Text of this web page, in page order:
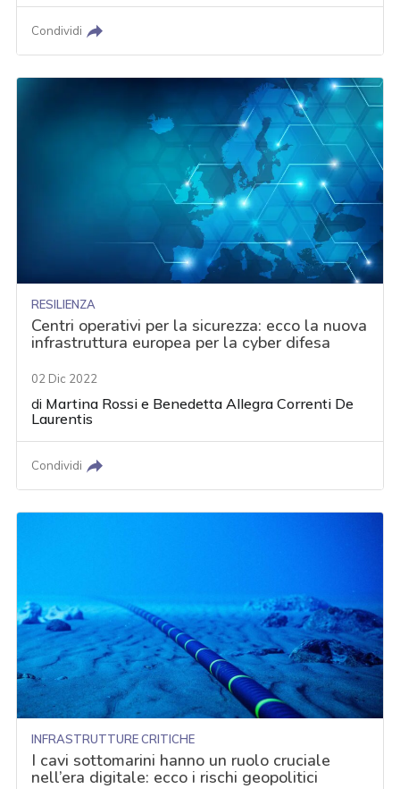
Condividi
RESILIENZA
Centri operativi per la sicurezza: ecco la nuova
infrastruttura europea per la cyber difesa
02 Dic 2022
di Martina Rossi e Benedetta Allegra Correnti De
Laurentis
Condividi
INFRASTRUTTURE CRITICHE
I cavi sottomarini hanno un ruolo cruciale
nell’era digitale: ecco i rischi geopolitici